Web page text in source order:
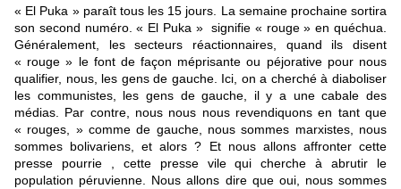
« El Puka » paraît tous les 15 jours. La semaine prochaine sortira
son second numéro. « El Puka » signifie « rouge » en quéchua.
Généralement, les secteurs réactionnaires, quand ils disent
« rouge » le font de façon méprisante ou péjorative pour nous
qualifier, nous, les gens de gauche. Ici, on a cherché à diaboliser
les communistes, les gens de gauche, il y a une cabale des
médias. Par contre, nous nous nous revendiquons en tant que
« rouges, » comme de gauche, nous sommes marxistes, nous
sommes bolivariens, et alors ? Et nous allons affronter cette
presse pourrie , cette presse vile qui cherche à abrutir le
population péruvienne. Nous allons dire que oui, nous sommes